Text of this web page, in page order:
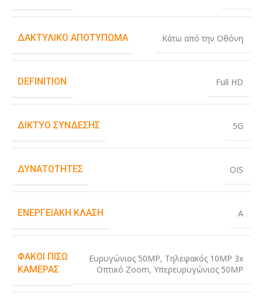
ΔΑΚΤΥΛΙΚΌ ΑΠΟΤΎΠΩΜΑ Κάτω από την Οθόνη
DEFINITION Full HD
ΔΊΚΤΥΟ ΣΎΝΔΕΣΗΣ 5G
ΔΥΝΑΤΌΤΗΤΕΣ OIS
ΕΝΕΡΓΕΙΑΚΉ ΚΛΆΣΗ A
ΦΑΚΟΊ ΠΊΣΩ
ΚΆΜΕΡΑΣ
Ευρυγώνιος 50MP, Τηλεφακός 10MP 3x
Οπτικό Zoom, Υπερευρυγώνιος 50MP